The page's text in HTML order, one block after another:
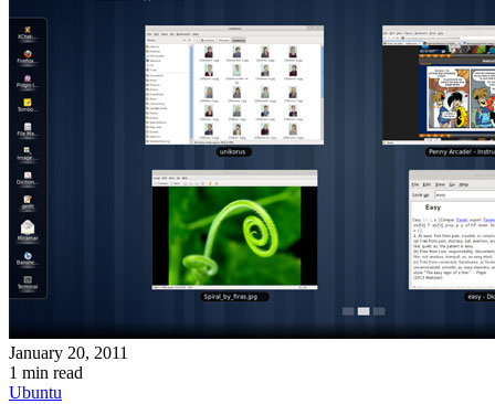
January 20, 2011
1 min read
Ubuntu